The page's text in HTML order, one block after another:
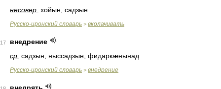
несовер. хойын, садзын
Русско-иронский словарь > вколачивать
17
внедрение
ср. садзын, ныссадзын, фидаркæнынад
Русско-иронский словарь > внедрение